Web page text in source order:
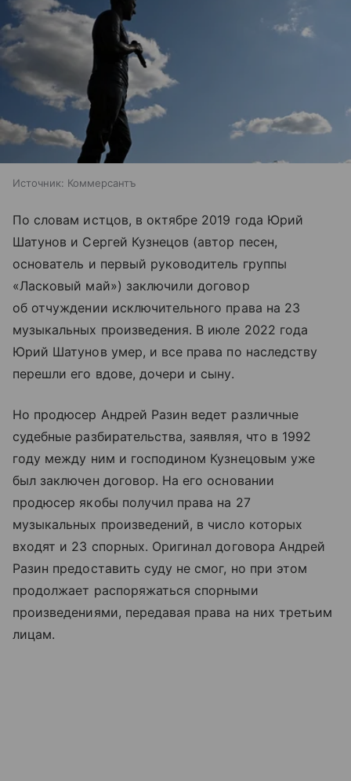
Источник: Коммерсантъ
По словам истцов, в октябре 2019 года Юрий
Шатунов и Сергей Кузнецов (автор песен,
основатель и первый руководитель группы
«Ласковый май») заключили договор
об отчуждении исключительного права на 23
музыкальных произведения. В июле 2022 года
Юрий Шатунов умер, и все права по наследству
перешли его вдове, дочери и сыну.
Но продюсер Андрей Разин ведет различные
судебные разбирательства, заявляя, что в 1992
году между ним и господином Кузнецовым уже
был заключен договор. На его основании
продюсер якобы получил права на 27
музыкальных произведений, в число которых
входят и 23 спорных. Оригинал договора Андрей
Разин предоставить суду не смог, но при этом
продолжает распоряжаться спорными
произведениями, передавая права на них третьим
лицам.